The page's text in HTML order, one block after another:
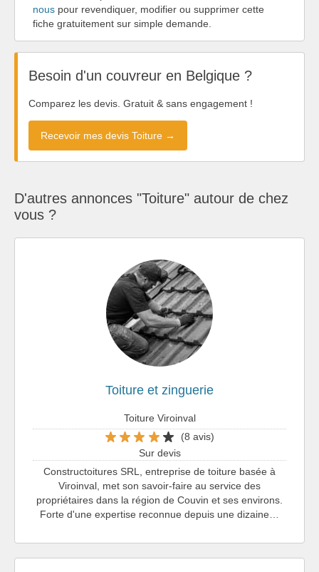
nous pour revendiquer, modifier ou supprimer cette
fiche gratuitement sur simple demande.
Besoin d'un couvreur en Belgique ?
Comparez les devis. Gratuit & sans engagement !
Recevoir mes devis Toiture →
D'autres annonces "Toiture" autour de chez
vous ?
Toiture et zinguerie
Toiture Viroinval
(8 avis)
Sur devis
Constructoitures SRL, entreprise de toiture basée à
Viroinval, met son savoir-faire au service des
propriétaires dans la région de Couvin et ses environs.
Forte d'une expertise reconnue depuis une dizaine…